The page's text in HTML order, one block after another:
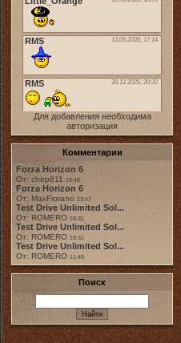
Для добавления необходима
авторизация
Комментарии
Forza Horizon 6
От: chep811 19:48
Forza Horizon 6
От: MaxFiorano 23:47
Test Drive Unlimited Sol...
От: ROMERO 18:31
Test Drive Unlimited Sol...
От: ROMERO 19:31
Test Drive Unlimited Sol...
От: ROMERO 11:49
Поиск